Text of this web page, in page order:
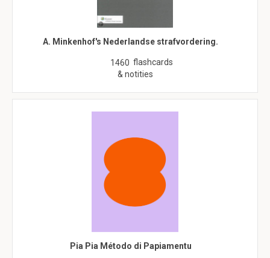
A. Minkenhof's Nederlandse strafvordering.
1460 flashcards
& notities
Pia Pia Método di Papiamentu